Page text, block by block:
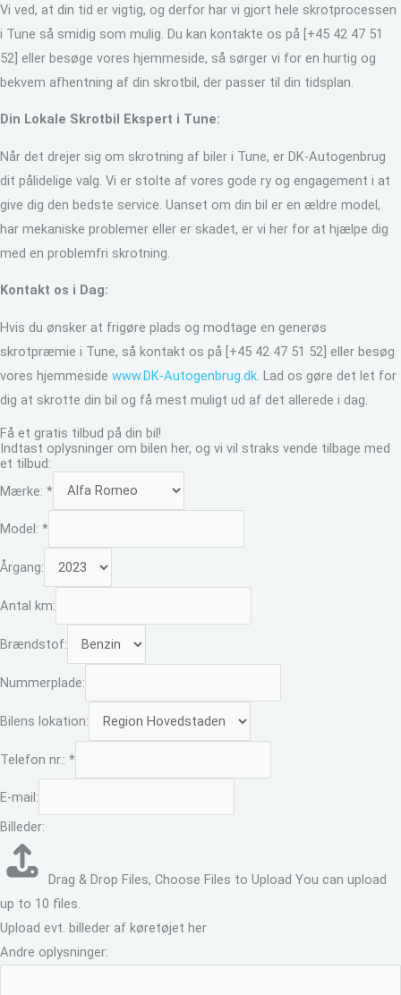
Vi ved, at din tid er vigtig, og derfor har vi gjort hele skrotprocessen
i Tune så smidig som mulig. Du kan kontakte os på [+45 42 47 51
52] eller besøge vores hjemmeside, så sørger vi for en hurtig og
bekvem afhentning af din skrotbil, der passer til din tidsplan.
Din Lokale Skrotbil Ekspert i Tune:
Når det drejer sig om skrotning af biler i Tune, er DK-Autogenbrug
dit pålidelige valg. Vi er stolte af vores gode ry og engagement i at
give dig den bedste service. Uanset om din bil er en ældre model,
har mekaniske problemer eller er skadet, er vi her for at hjælpe dig
med en problemfri skrotning.
Kontakt os i Dag:
Hvis du ønsker at frigøre plads og modtage en generøs
skrotpræmie i Tune, så kontakt os på [+45 42 47 51 52] eller besøg
vores hjemmeside www.DK-Autogenbrug.dk. Lad os gøre det let for
dig at skrotte din bil og få mest muligt ud af det allerede i dag.
Få et gratis tilbud på din bil!
Indtast oplysninger om bilen her, og vi vil straks vende tilbage med
et tilbud:
Mærke: *
Model: *
Årgang:
Antal km:
Brændstof:
Nummerplade:
Bilens lokation:
Telefon nr.: *
E-mail:
Billeder:
Drag & Drop Files, Choose Files to Upload You can upload
up to 10 files.
Upload evt. billeder af køretøjet her
Andre oplysninger: